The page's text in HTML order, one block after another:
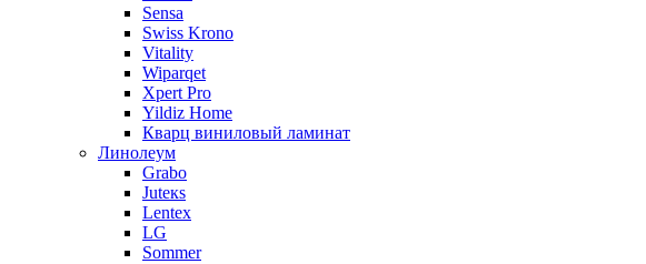
Sensa
Swiss Krono
Vitality
Wiparqet
Xpert Pro
Yildiz Home
Кварц виниловый ламинат
Линолеум
Grabo
Juteкs
Lentex
LG
Sommer